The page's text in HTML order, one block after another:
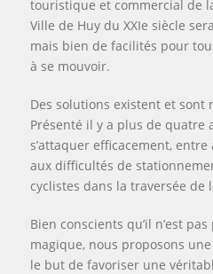
et
des
futures
touristique et commercial de
Ville de Huy du XXIe siècle
mais bien de facilités pour
à se mouvoir.
Des solutions existent et sont
Présenté il y a plus de
s’attaquer efficacement,
aux difficultés de
cyclistes dans la traversée de
Bien conscients qu’il n’est
magique, nous proposons
le but de favoriser une